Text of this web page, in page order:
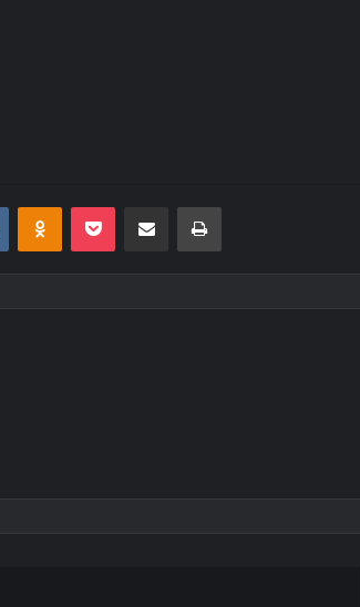
VKontakteOdnoklassniki
Pocket E-Posta ile paylaş Yazdır